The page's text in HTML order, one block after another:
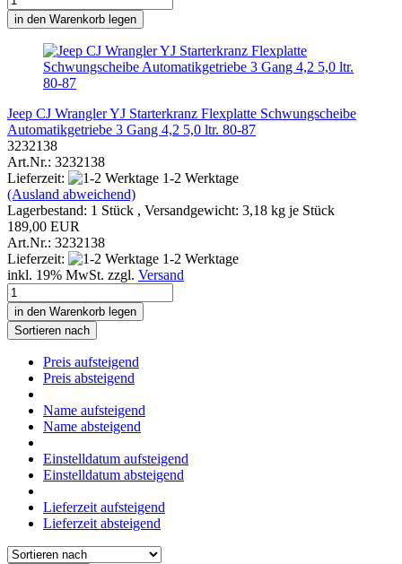
in den Warenkorb legen
Jeep CJ Wrangler YJ Starterkranz Flexplatte Schwungscheibe
Automatikgetriebe 3 Gang 4,2 5,0 ltr. 80-87
3232138
Art.Nr.: 3232138
Lieferzeit:
1-2 Werktage
(Ausland abweichend)
Lagerbestand: 1 Stück , Versandgewicht: 3,18 kg je Stück
189,00 EUR
Art.Nr.: 3232138
Lieferzeit:
1-2 Werktage
inkl. 19% MwSt. zzgl. Versand
in den Warenkorb legen
Sortieren nach
Preis aufsteigend
Preis absteigend
Name aufsteigend
Name absteigend
Einstelldatum aufsteigend
Einstelldatum absteigend
Lieferzeit aufsteigend
Lieferzeit absteigend